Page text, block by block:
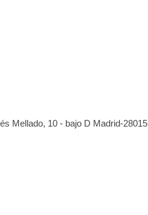
Mellado, 10 - bajo D Madrid-28015